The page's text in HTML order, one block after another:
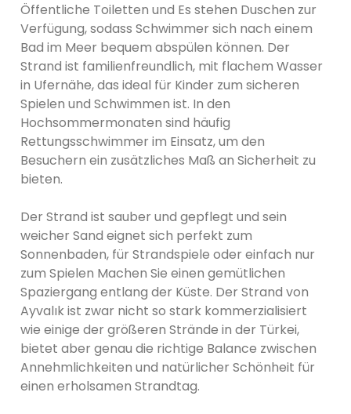
Öffentliche Toiletten und Es stehen Duschen zur
Verfügung, sodass Schwimmer sich nach einem
Bad im Meer bequem abspülen können. Der
Strand ist familienfreundlich, mit flachem Wasser
in Ufernähe, das ideal für Kinder zum sicheren
Spielen und Schwimmen ist. In den
Hochsommermonaten sind häufig
Rettungsschwimmer im Einsatz, um den
Besuchern ein zusätzliches Maß an Sicherheit zu
bieten.
Der Strand ist sauber und gepflegt und sein
weicher Sand eignet sich perfekt zum
Sonnenbaden, für Strandspiele oder einfach nur
zum Spielen Machen Sie einen gemütlichen
Spaziergang entlang der Küste. Der Strand von
Ayvalık ist zwar nicht so stark kommerzialisiert
wie einige der größeren Strände in der Türkei,
bietet aber genau die richtige Balance zwischen
Annehmlichkeiten und natürlicher Schönheit für
einen erholsamen Strandtag.